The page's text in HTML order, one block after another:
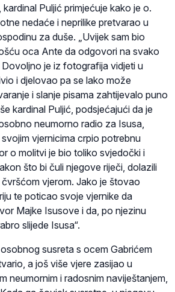
Puljić primjećuje kako je o.
nedaće i neprilike pretvarao u
za duše. „Uvijek sam bio
oca Ante da odgovori na svako
Dovoljno je iz fotografija vidjeti u
i djelovao pa se lako može
i slanje pisama zahtijevalo puno
kardinal Puljić, podsjećajući da je
neumorno radio za Isusa,
vjernicima crpio potrebnu
o molitvi je bio toliko svjedočki i
što bi čuli njegove riječi, dolazili
vjerom. Jako je štovao
te poticao svoje vjernike da
Majke Isusove i da, po njezinu
slijede Isusa“.
susreta s ocem Gabrićem
a još više vjere zasijao u
neumornim i radosnim naviještanjem,